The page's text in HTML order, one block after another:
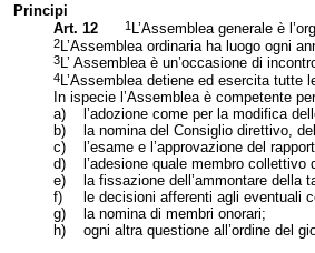
Principi
Art. 12
1L’Assemblea generale è
2L’Assemblea ordinaria ha luogo ogni
3 L’ Assemblea è un’occasione di
4L’Assemblea detiene ed esercita tutte
In ispecie l’Assemblea è competente
a)
l’adozione come per la modifica
b)
la nomina del Consiglio direttivo,
c)
l’esame e l’approvazione del
d)
l’adesione quale membro
e)
la fissazione dell’ammontare della
f)
le decisioni afferenti agli eventuali
g)
la nomina di membri onorari;
h)
ogni altra questione all’ordine del